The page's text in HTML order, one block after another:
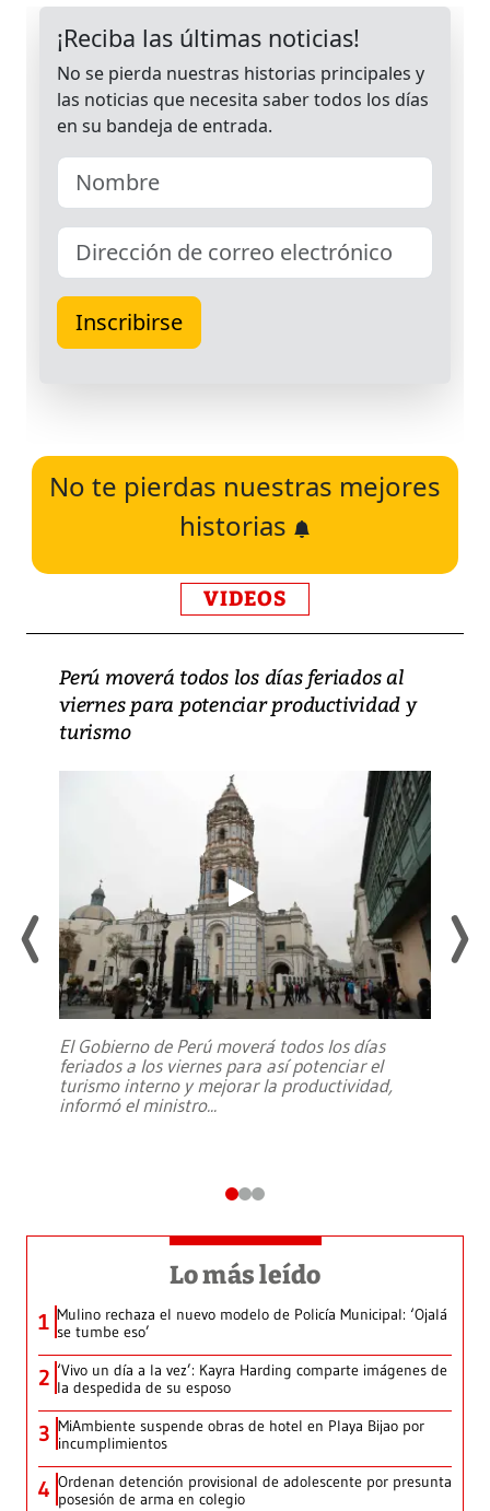
No te pierdas nuestras mejores
historias
VIDEOS
Perú moverá todos los días feriados al
viernes para potenciar productividad y
turismo
El Gobierno de Perú moverá todos los días
feriados a los viernes para así potenciar el
turismo interno y mejorar la productividad,
informó el ministro...
Lo más leído
1 Mulino rechaza el nuevo modelo de Policía Municipal: ‘Ojalá
se tumbe eso’
2 ‘Vivo un día a la vez’: Kayra Harding comparte imágenes de
la despedida de su esposo
3 MiAmbiente suspende obras de hotel en Playa Bijao por
incumplimientos
4 Ordenan detención provisional de adolescente por presunta
posesión de arma en colegio